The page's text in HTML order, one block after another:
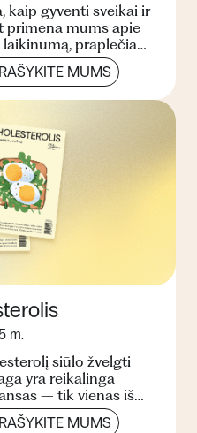
kaip gyventi sveikai ir
primena mums apie
praplečia
pa...
MUMS
m.
siūlo žvelgti
yra reikalinga
– tik vienas iš
požy...
MUMS